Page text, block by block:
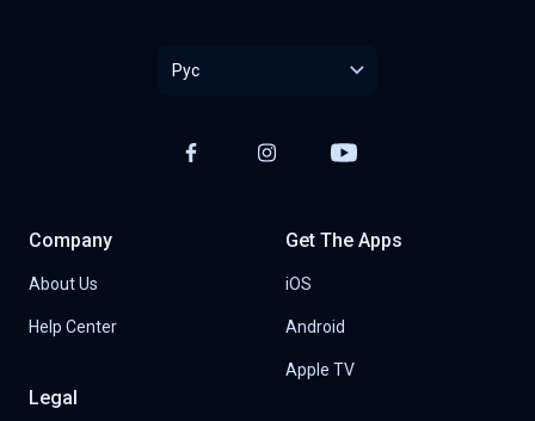
Рус
Company
About Us
Help Center
Get The Apps
iOS
Android
Apple TV
Legal